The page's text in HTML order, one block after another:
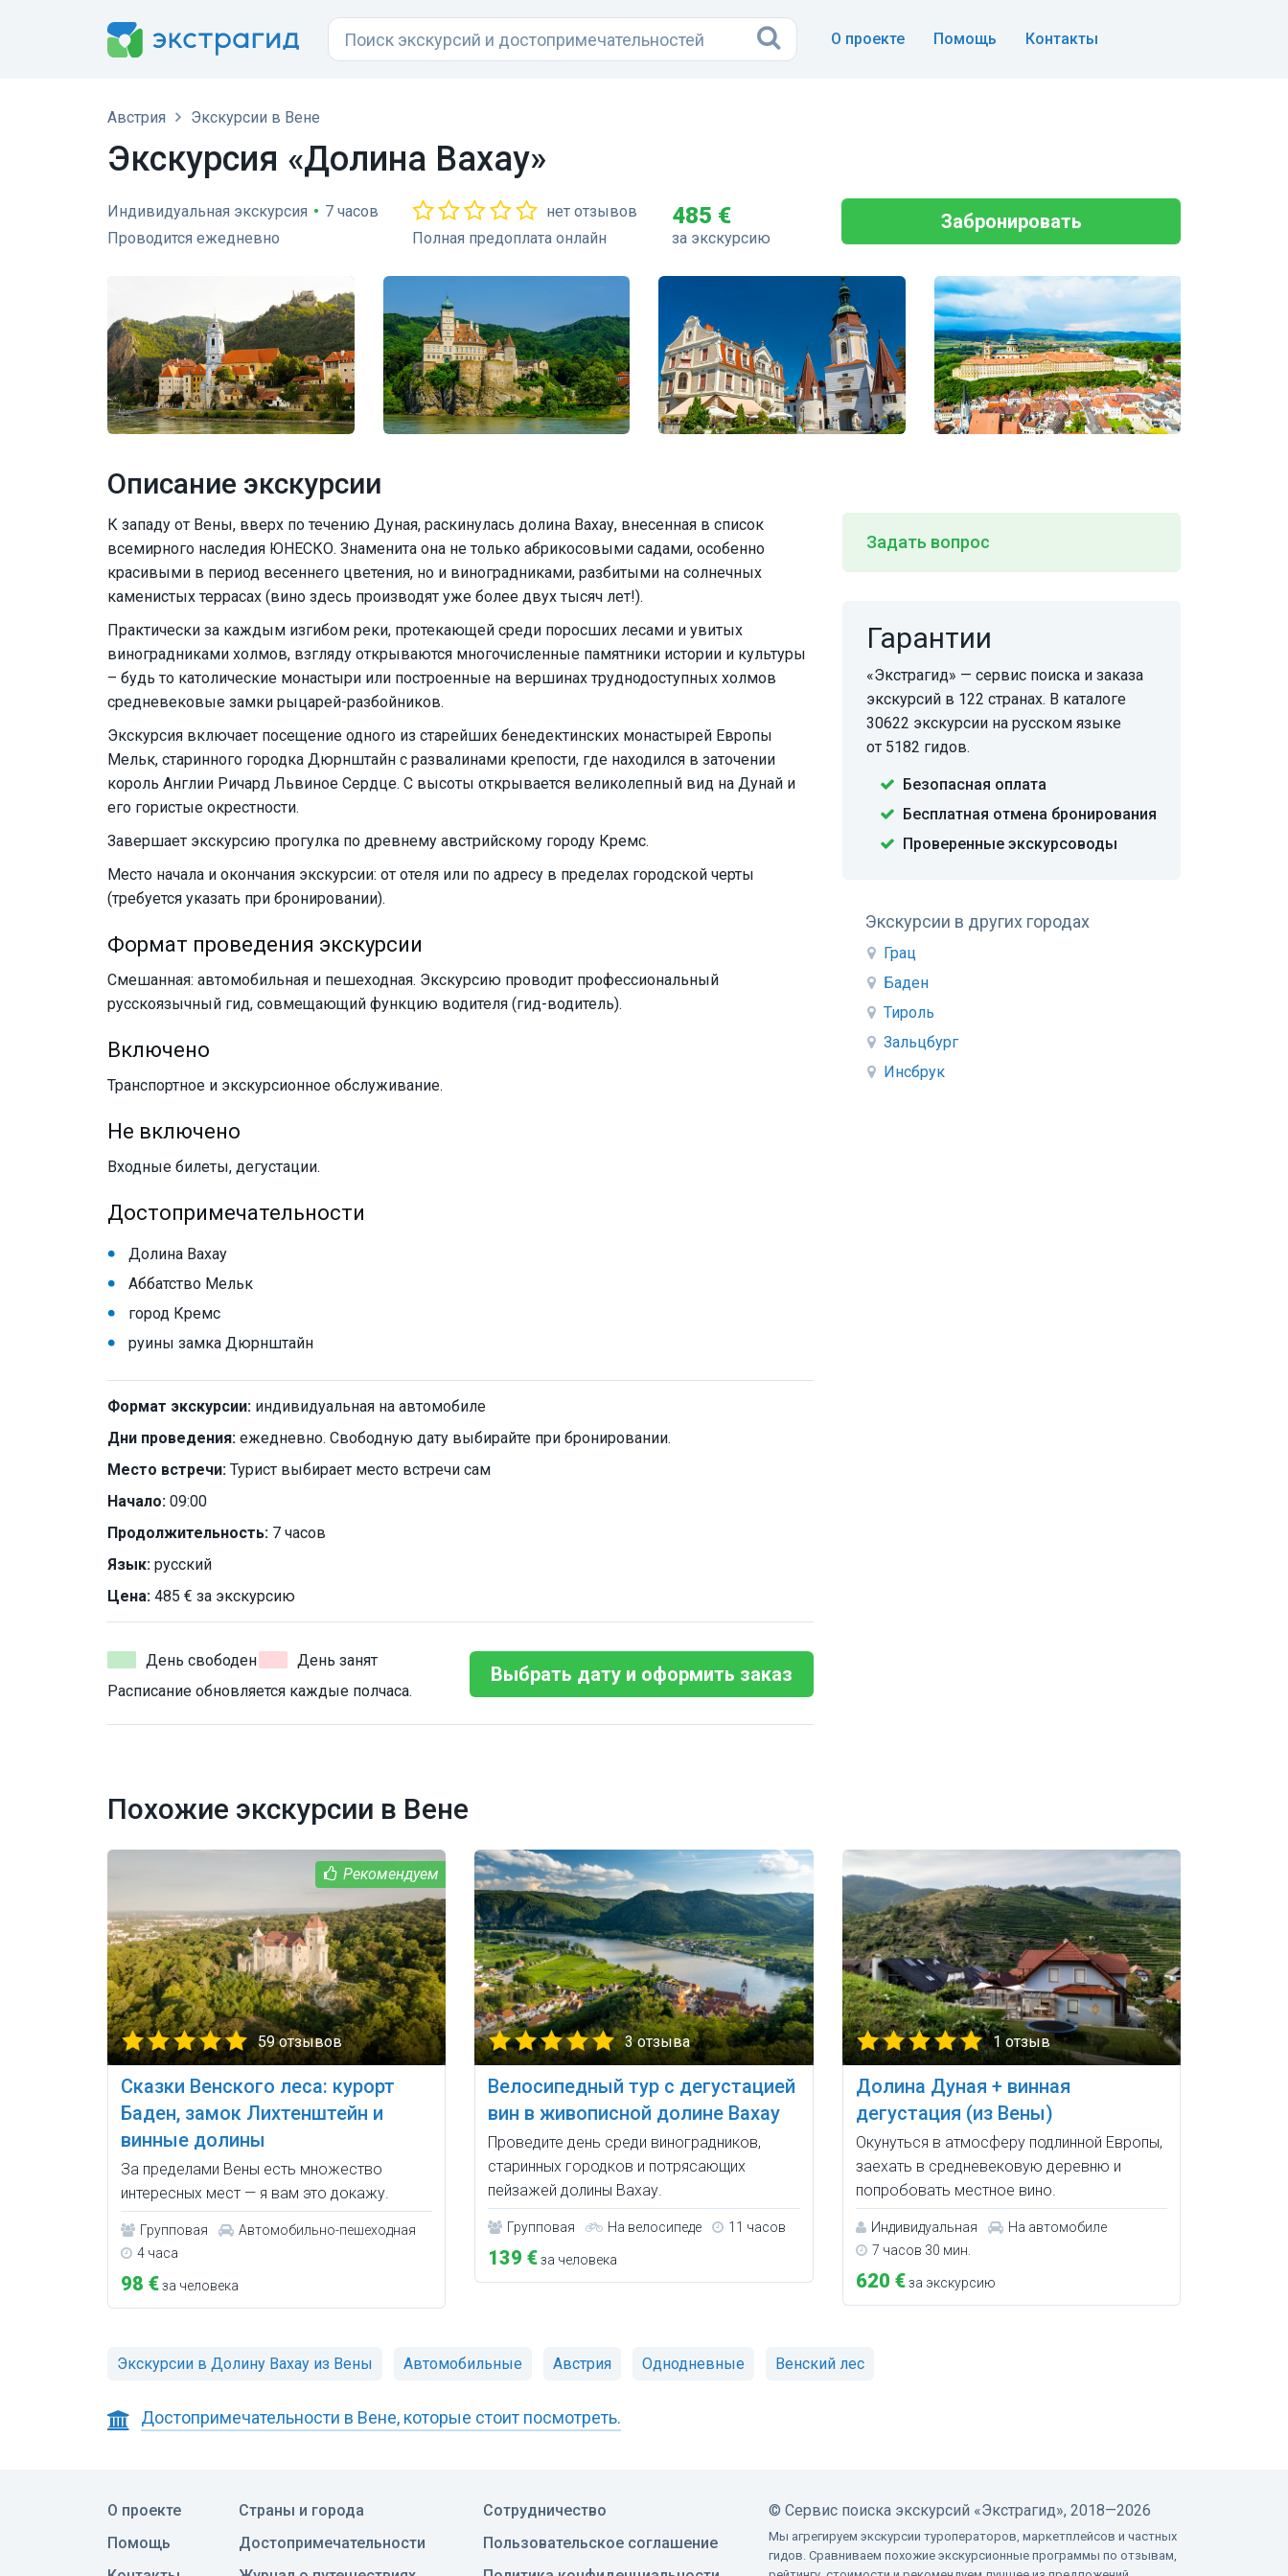
О проекте Помощь Контакты
Австрия Экскурсии в Вене
Экскурсия «Долина Вахау»
Индивидуальная экскурсия • 7 часов
Проводится ежедневно
нет отзывов
Полная предоплата онлайн
485 €
за экскурсию
Забронировать
Описание экскурсии
К западу от Вены, вверх по течению Дуная, раскинулась долина Вахау, внесенная в список
всемирного наследия ЮНЕСКО. Знаменита она не только абрикосовыми садами, особенно
красивыми в период весеннего цветения, но и виноградниками, разбитыми на солнечных
каменистых террасах (вино здесь производят уже более двух тысяч лет!).
Практически за каждым изгибом реки, протекающей среди поросших лесами и увитых
виноградниками холмов, взгляду открываются многочисленные памятники истории и культуры
– будь то католические монастыри или построенные на вершинах труднодоступных холмов
средневековые замки рыцарей-разбойников.
Экскурсия включает посещение одного из старейших бенедектинских монастырей Европы
Мельк, старинного городка Дюрнштайн с развалинами крепости, где находился в заточении
король Англии Ричард Львиное Сердце. С высоты открывается великолепный вид на Дунай и
его гористые окрестности.
Завершает экскурсию прогулка по древнему австрийскому городу Кремс.
Место начала и окончания экскурсии: от отеля или по адресу в пределах городской черты
(требуется указать при бронировании).
Формат проведения экскурсии
Смешанная: автомобильная и пешеходная. Экскурсию проводит профессиональный
русскоязычный гид, совмещающий функцию водителя (гид-водитель).
Включено
Транспортное и экскурсионное обслуживание.
Не включено
Входные билеты, дегустации.
Достопримечательности
Долина Вахау
Аббатство Мельк
город Кремс
руины замка Дюрнштайн
Формат экскурсии: индивидуальная на автомобиле
Дни проведения: ежедневно. Свободную дату выбирайте при бронировании.
Место встречи: Турист выбирает место встречи сам
Начало: 09:00
Продолжительность: 7 часов
Язык: русский
Цена: 485 € за экскурсию
День свободен
День занят
Расписание обновляется каждые полчаса.
Выбрать дату и оформить заказ
Задать вопрос
Гарантии
«Экстрагид» — сервис поиска и заказа
экскурсий в 122 странах. В каталоге
30622 экскурсии на русском языке
от 5182 гидов.
Безопасная оплата
Бесплатная отмена бронирования
Проверенные экскурсоводы
Экскурсии в других городах
Грац
Баден
Тироль
Зальцбург
Инсбрук
Похожие экскурсии в Вене
59 отзывов
Сказки Венского леса: курорт
Баден, замок Лихтенштейн и
винные долины
За пределами Вены есть множество
интересных мест — я вам это докажу.
Групповая
Автомобильно-пешеходная
4 часа
98 €за человека
3 отзыва
Велосипедный тур с дегустацией
вин в живописной долине Вахау
Проведите день среди виноградников,
старинных городков и потрясающих
пейзажей долины Вахау.
Групповая На велосипеде 11 часов
139 €за человека
1 отзыв
Долина Дуная + винная
дегустация (из Вены)
Окунуться в атмосферу подлинной Европы,
заехать в средневековую деревню и
попробовать местное вино.
Индивидуальная
На автомобиле
7 часов 30 мин.
620 €за экскурсию
Экскурсии в Долину Вахау из Вены Автомобильные Австрия Однодневные Венский лес
Достопримечательности в Вене, которые стоит посмотреть.
О проекте
Помощь
Страны и города
Достопримечательности
Сотрудничество
Пользовательское соглашение
© Сервис поиска экскурсий «Экстрагид», 2018—2026
Мы агрегируем экскурсии туроператоров, маркетплейсов и частных
гидов. Сравниваем похожие экскурсионные программы по отзывам,